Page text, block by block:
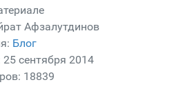
Афзалутдинов
Блог
сентября 2014
18839